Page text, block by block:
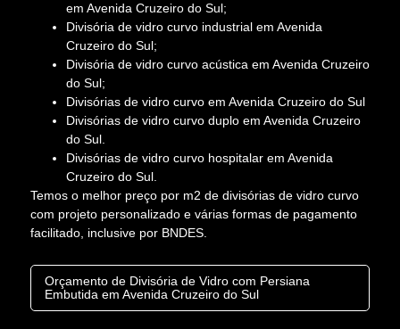
em Avenida Cruzeiro do Sul;
Divisória de vidro curvo industrial em Avenida
Cruzeiro do Sul;
Divisória de vidro curvo acústica em Avenida Cruzeiro
do Sul;
Divisórias de vidro curvo em Avenida Cruzeiro do Sul
Divisórias de vidro curvo duplo em Avenida Cruzeiro
do Sul.
Divisórias de vidro curvo hospitalar em Avenida
Cruzeiro do Sul.
Temos o melhor preço por m2 de divisórias de vidro curvo
com projeto personalizado e várias formas de pagamento
facilitado, inclusive por BNDES.
Orçamento de Divisória de Vidro com Persiana
Embutida em Avenida Cruzeiro do Sul